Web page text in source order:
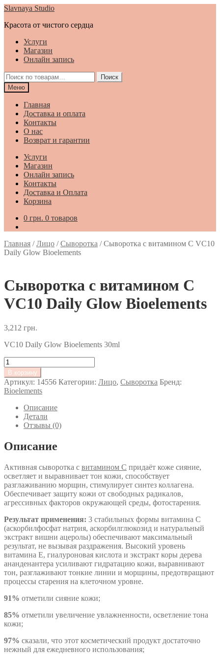
Перейти
навигации
Перейти
содержимому
Slavnaya Studio
Красота от чистого сердца
Услуги
Магазин
Онлайн запись
Искать:
Поиск
Меню
Главная
Доставка и оплата
Контакты
О нас
Возврат и гарантии
Услуги
Магазин
Онлайн запись
Контакты
Доставка и Оплата
Корзина
0 грн. 0 товаров
Главная /Лицо /Сыворотка /Сыворотка с витамином С VC10
Daily Glow Bioelements
Сыворотка с витамином С
VC10 Daily Glow Bioelements
3,212 грн.
VC10 Daily Glow Bioelements 30ml
Количество
товара
Сыворотка
с
витамином
VC10
Daily
Bioelements
В корзину
Артикул: 14556 Категории: Лицо, Сыворотка Бренд:
Bioelements
Описание
Детали
Отзывы (0)
Описание
Активная сыворотка с витамином С придаёт коже сияние,
осветляет и выравнивает тон кожи, способствует
разглаживанию морщин, стимулирует синтез коллагена.
Обеспечивает защиту кожи от свободных радикалов,
агрессивных факторов окружающей среды, фотостарения.
Результат применения: 3 стабильных формы витамина С
(аскорбилфосфат натрия, аскорбилглюкозид и натуральный
экстракт вишни ацеролы) обеспечивают максимальный
результат, не вызывая раздражения. Высокий уровень
витамина Е, гиалуроновая кислота и экстракт коры дерева
ананденантера усиливают гидратацию кожи, выравнивают
тон, разглаживают тонкие линии и морщины, предотвращают
процессы старения на клеточном уровне.
91% отметили сияние кожи;
85% отметили увеличение увлажненности, осветление тона
кожи;
97% сказали, что этот косметический продукт достаточно
нежный для ежедневного использования;